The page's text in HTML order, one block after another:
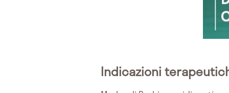
Indicazioni